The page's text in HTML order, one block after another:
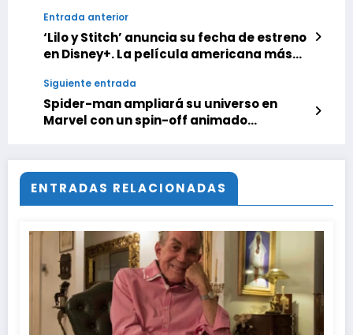
Entrada anterior
‘Lilo y Stitch’ anuncia su fecha de estreno
en Disney+. La película americana más
Ohana en streaming
Siguiente entrada
Spider-man ampliará su universo en
Marvel con un spin-off animado
ENTRADAS RELACIONADAS